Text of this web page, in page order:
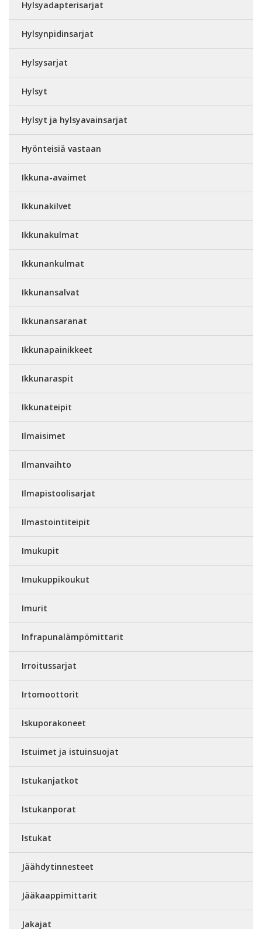
Hylsyadapterisarjat
Hylsynpidinsarjat
Hylsysarjat
Hylsyt
Hylsyt ja hylsyavainsarjat
Hyönteisiä vastaan
Ikkuna-avaimet
Ikkunakilvet
Ikkunakulmat
Ikkunankulmat
Ikkunansalvat
Ikkunansaranat
Ikkunapainikkeet
Ikkunaraspit
Ikkunateipit
Ilmaisimet
Ilmanvaihto
Ilmapistoolisarjat
Ilmastointiteipit
Imukupit
Imukuppikoukut
Imurit
Infrapunalämpömittarit
Irroitussarjat
Irtomoottorit
Iskuporakoneet
Istuimet ja istuinsuojat
Istukanjatkot
Istukanporat
Istukat
Jäähdytinnesteet
Jääkaappimittarit
Jakajat